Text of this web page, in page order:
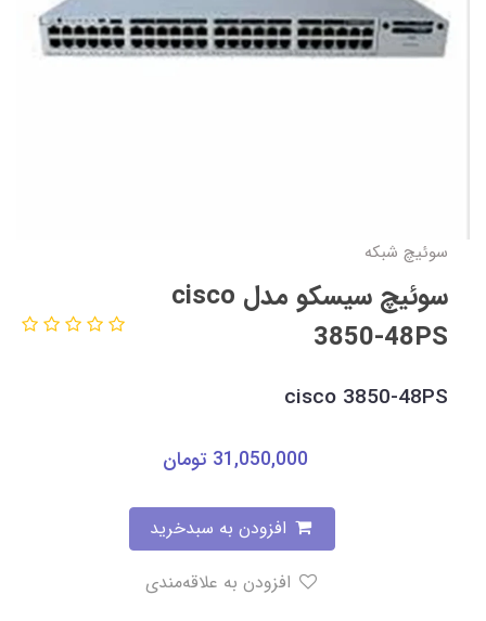
سوئیچ شبکه
سوئیچ سیسکو مدل cisco
3850-48PS
cisco 3850-48PS
31,050,000 تومان